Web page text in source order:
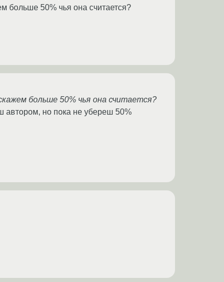
больше 50% чья она считается?
больше 50% чья она считается?
автором, но пока не убереш 50%